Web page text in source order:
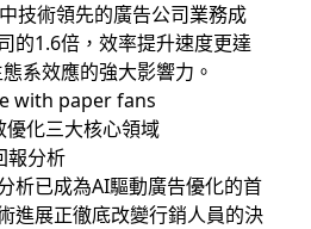
技術領先的廣告公司業務成
的1.6倍，效率提升速度更達
系效應的強大影響力。
化三大核心領域
報分析
析已成為AI驅動廣告優化的首
進展正徹底改變行銷人員的決